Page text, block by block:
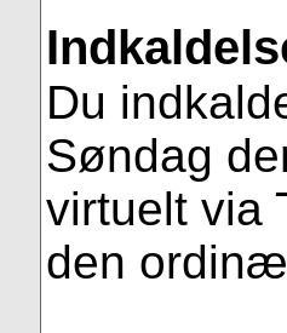
Du
Søndag
virtuelt via
den